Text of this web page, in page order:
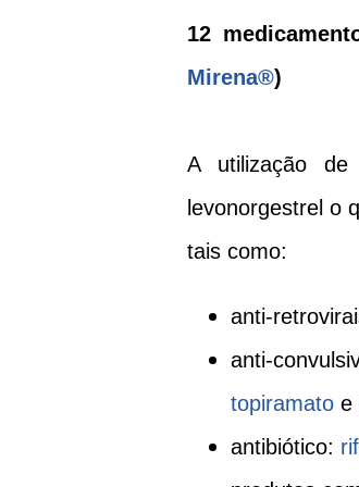
12
Mirena®)
A utilização de
levonorgestrel o
tais como:
anti-
anti-
topiramato e
antibiótico: